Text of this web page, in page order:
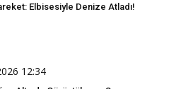
Elbisesiyle Denize Atladı!
12:34